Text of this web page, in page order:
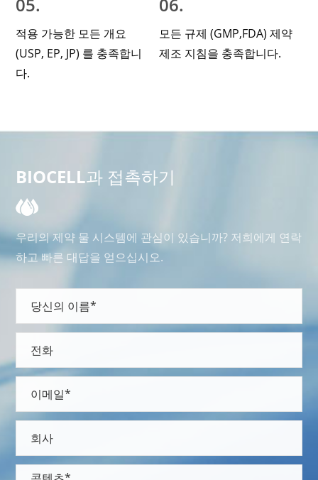
05.
적용 가능한 모든 개요
(USP, EP, JP) 를 충족합니
다.
06.
모든 규제 (GMP,FDA) 제약
제조 지침을 충족합니다.
BIOCELL과 접촉하기
우리의 제약 물 시스템에 관심이 있습니까? 저희에게 연락
하고 빠른 대답을 얻으십시오.